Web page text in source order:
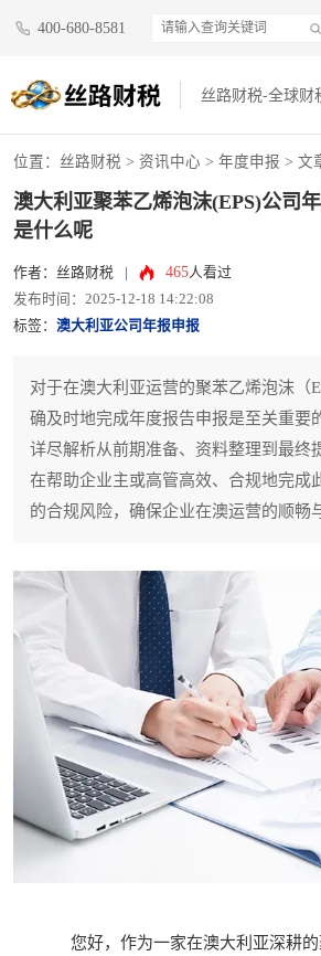
400-680-8581
丝路财税-全球财
位置： 丝路财税 > 资讯中心 > 年度申报 > 文
澳大利亚聚苯乙烯泡沫(EPS)公司
是什么呢
作者：丝路财税 465人看过
发布时间：2025-12-18 14:22:08
标签： 澳大利亚公司年报申报
对于在澳大利亚运营的聚苯乙烯泡沫（
确及时地完成年度报告申报是至关重要
详尽解析从前期准备、资料整理到最终
在帮助企业主或高管高效、合规地完成
的合规风险，确保企业在澳运营的顺畅
您好，作为一家在澳大利亚深耕的